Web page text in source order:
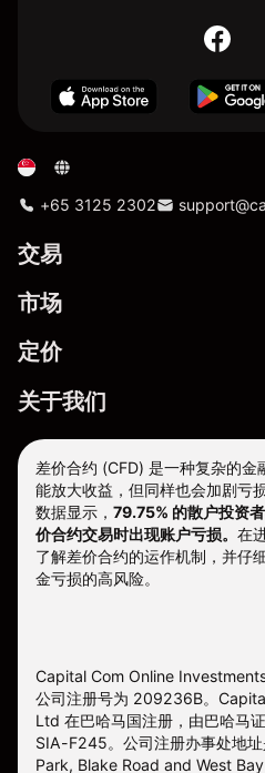
+65 3125 2302
交易
市场
定价
关于我们
差价合约 (CFD) 是一种复杂的
能放大收益，但同样也会加剧亏
数据显示， 79.75% 的散户投资
价合约交易时出现账户亏损。 在
了解差价合约的运作机制，并仔
金亏损的高风险。
Capital Com Online
公司注册号为 209236B。
Ltd 在巴哈马国注册，由巴哈马
SIA-F245。公司注册办事处地
Park, Blake Road and West